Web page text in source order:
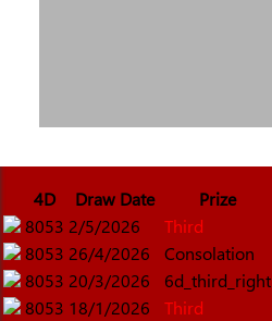
4D Draw Date
Prize
8053 2/5/2026
Third
8053 26/4/2026
Consolation
8053 20/3/2026
6d_third_right
8053 18/1/2026
Third